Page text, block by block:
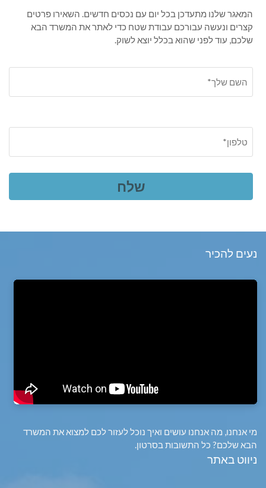
המאגר שלנו מתעדכן בכל יום עם נכסים חדשים. השאירו פרטים
קצרים ונעשה עבורכם עבודת שטח כדי לאתר את המשרד הבא
שלכם, עוד לפני שהוא בכלל יוצא לשוק.
נעים להכיר
מי אנחנו, מה אנחנו עושים ואיך נוכל לעזור לכם למצוא את המשרד
הבא שלכם? כל התשובות בסרטון.
ניווט באתר